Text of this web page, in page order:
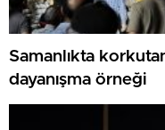
Samanlıkta
dayanışma örneği